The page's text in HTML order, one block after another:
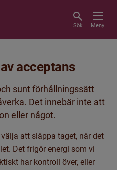
Sök Meny
acceptans
sunt förhållningssätt
Det innebär inte att
eller något.
att släppa taget, när det
Det frigör energi som vi
har kontroll över, eller